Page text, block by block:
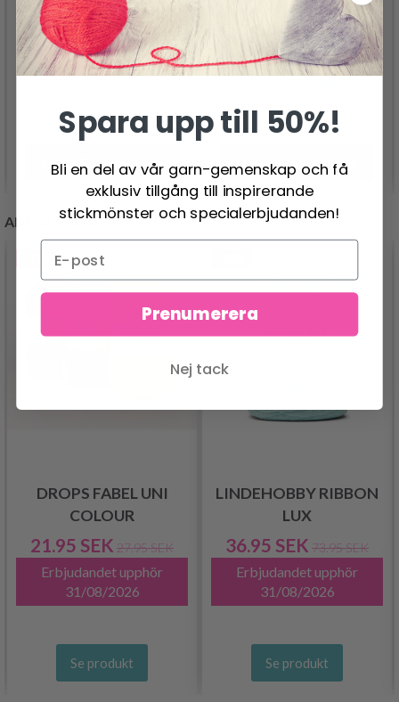
0-790 STAR BRIGHT BY
DROPS DESIGN
26.95 SEK
Lägg till varukorgen
0-1047 WHITE
CHRISTMAS BY DROPS
DESIGN
27.95 SEK
Lägg till varukorgen
ANDRA KUNDER KÖPTE
DROPS FABEL UNI
COLOUR
21.95 SEK 27.95 SEK
Erbjudandet upphör
31/08/2026
Se produkt
LINDEHOBBY RIBBON
LUX
36.95 SEK 73.95 SEK
Erbjudandet upphör
31/08/2026
Se produkt
Spara upp till 50%!
Bli en del av vår garn-gemenskap och få
exklusiv tillgång till inspirerande
stickmönster och specialerbjudanden!
Prenumerera
Nej tack